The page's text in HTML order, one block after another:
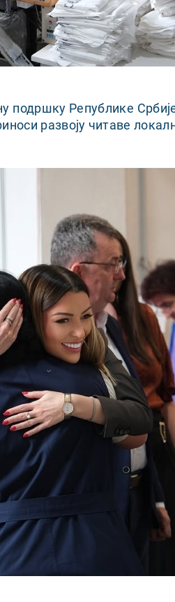
подршку Републике
развоју читаве